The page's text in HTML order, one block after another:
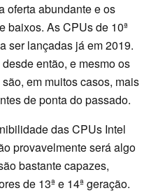
oferta abundante e os
baixos. As CPUs de 10ª
ser lançadas já em 2019.
então, e mesmo os
em muitos casos, mais
de ponta do passado.
das CPUs Intel
provavelmente será algo
bastante capazes,
de 13ª e 14ª geração.